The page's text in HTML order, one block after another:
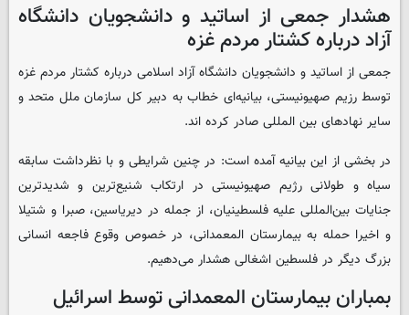
هشدار جمعی از اساتید و دانشجویان دانشگاه
آزاد درباره کشتار مردم غزه
جمعی از اساتید و دانشجویان دانشگاه آزاد اسلامی درباره کشتار مردم غزه
توسط رزیم صهیونیستی، بیانیه‌ای خطاب به دبیر کل سازمان ملل متحد و
سایر نهادهای بین المللی صادر کرده اند.
در بخشی از این بیانیه آمده است: در چنین شرایطی و با نظرداشت سابقه
سیاه و طولانی رژیم صهیونیستی در ارتکاب شنیع‌ترین و شدیدترین
جنایات بین‌المللی علیه فلسطینیان، از جمله در دیریاسین، صبرا و شتیلا
و اخیرا حمله به بیمارستان المعمدانی، در خصوص وقوع فاجعه انسانی
بزرگ دیگر در فلسطین اشغالی هشدار می‌دهیم.
بمباران بیمارستان المعمدانی توسط اسرائیل